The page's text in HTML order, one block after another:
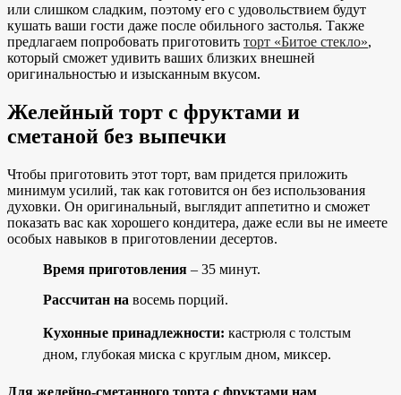
или слишком сладким, поэтому его с удовольствием будут
кушать ваши гости даже после обильного застолья. Также
предлагаем попробовать приготовить торт «Битое стекло»,
который сможет удивить ваших близких внешней
оригинальностью и изысканным вкусом.
Желейный торт с фруктами и
сметаной без выпечки
Чтобы приготовить этот торт, вам придется приложить
минимум усилий, так как готовится он без использования
духовки. Он оригинальный, выглядит аппетитно и сможет
показать вас как хорошего кондитера, даже если вы не имеете
особых навыков в приготовлении десертов.
Время приготовления – 35 минут.
Рассчитан на восемь порций.
Кухонные принадлежности: кастрюля с толстым
дном, глубокая миска с круглым дном, миксер.